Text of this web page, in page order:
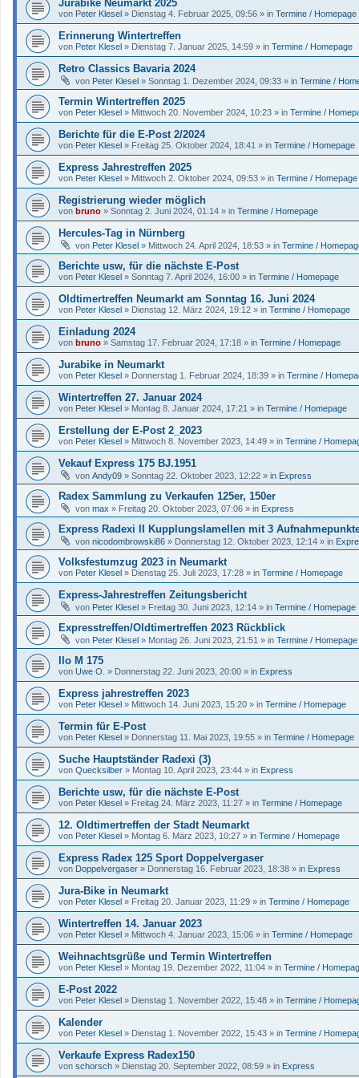
Jurabike Neumarkt 2025
von Peter Klesel » Dienstag 4. Februar 2025, 09:56 » in Termine / Homepage
Erinnerung Wintertreffen
von Peter Klesel » Dienstag 7. Januar 2025, 14:59 » in Termine / Homepage
Retro Classics Bavaria 2024
von Peter Klesel » Sonntag 1. Dezember 2024, 09:33 » in Termine /
Termin Wintertreffen 2025
von Peter Klesel » Mittwoch 20. November 2024, 10:23 » in Termine /
Berichte für die E-Post 2/2024
von Peter Klesel » Freitag 25. Oktober 2024, 18:41 » in Termine / Homepage
Express Jahrestreffen 2025
von Peter Klesel » Mittwoch 2. Oktober 2024, 09:53 » in Termine / Homepage
Registrierung wieder möglich
von bruno » Sonntag 2. Juni 2024, 01:14 » in Termine / Homepage
Hercules-Tag in Nürnberg
von Peter Klesel » Mittwoch 24. April 2024, 18:53 » in Termine /
Berichte usw, für die nächste E-Post
von Peter Klesel » Sonntag 7. April 2024, 16:00 » in Termine / Homepage
Oldtimertreffen Neumarkt am Sonntag 16. Juni 2024
von Peter Klesel » Dienstag 12. März 2024, 19:12 » in Termine / Homepage
Einladung 2024
von bruno » Samstag 17. Februar 2024, 17:18 » in Termine / Homepage
Jurabike in Neumarkt
von Peter Klesel » Donnerstag 1. Februar 2024, 18:39 » in Termine /
Wintertreffen 27. Januar 2024
von Peter Klesel » Montag 8. Januar 2024, 17:21 » in Termine / Homepage
Erstellung der E-Post 2_2023
von Peter Klesel » Mittwoch 8. November 2023, 14:49 » in Termine /
Vekauf Express 175 BJ.1951
von Andy09 » Sonntag 22. Oktober 2023, 12:22 » in Express
Radex Sammlung zu Verkaufen 125er, 150er
von max » Freitag 20. Oktober 2023, 07:06 » in Express
Express Radexi II Kupplungslamellen mit 3
von nicodombrowski86 » Donnerstag 12. Oktober 2023, 12:14 » in
Volksfestumzug 2023 in Neumarkt
von Peter Klesel » Dienstag 25. Juli 2023, 17:28 » in Termine / Homepage
Express-Jahrestreffen Zeitungsbericht
von Peter Klesel » Freitag 30. Juni 2023, 12:14 » in Termine / Homepage
Expresstreffen/Oldtimertreffen 2023 Rückblick
von Peter Klesel » Montag 26. Juni 2023, 21:51 » in Termine / Homepage
Ilo M 175
von Uwe O. » Donnerstag 22. Juni 2023, 20:00 » in Express
Express jahrestreffen 2023
von Peter Klesel » Mittwoch 14. Juni 2023, 15:20 » in Termine / Homepage
Termin für E-Post
von Peter Klesel » Donnerstag 11. Mai 2023, 19:55 » in Termine / Homepage
Suche Hauptständer Radexi (3)
von Quecksilber » Montag 10. April 2023, 23:44 » in Express
Berichte usw, für die nächste E-Post
von Peter Klesel » Freitag 24. März 2023, 11:27 » in Termine / Homepage
12. Oldtimertreffen der Stadt Neumarkt
von Peter Klesel » Montag 6. März 2023, 10:27 » in Termine / Homepage
Express Radex 125 Sport Doppelvergaser
von Doppelvergaser » Donnerstag 16. Februar 2023, 18:38 » in Express
Jura-Bike in Neumarkt
von Peter Klesel » Freitag 20. Januar 2023, 11:29 » in Termine / Homepage
Wintertreffen 14. Januar 2023
von Peter Klesel » Mittwoch 4. Januar 2023, 15:06 » in Termine / Homepage
Weihnachtsgrüße und Termin Wintertreffen
von Peter Klesel » Montag 19. Dezember 2022, 11:04 » in Termine /
E-Post 2022
von Peter Klesel » Dienstag 1. November 2022, 15:48 » in Termine /
Kalender
von Peter Klesel » Dienstag 1. November 2022, 15:43 » in Termine /
Verkaufe Express Radex150
von schorsch » Dienstag 20. September 2022, 08:59 » in Express